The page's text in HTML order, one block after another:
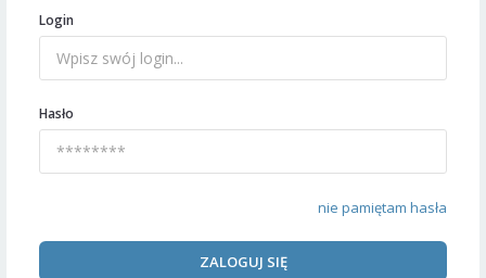
Login
Hasło
nie pamiętam hasła
ZALOGUJ SIĘ